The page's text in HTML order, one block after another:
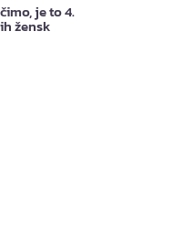
je to 4.
žensk